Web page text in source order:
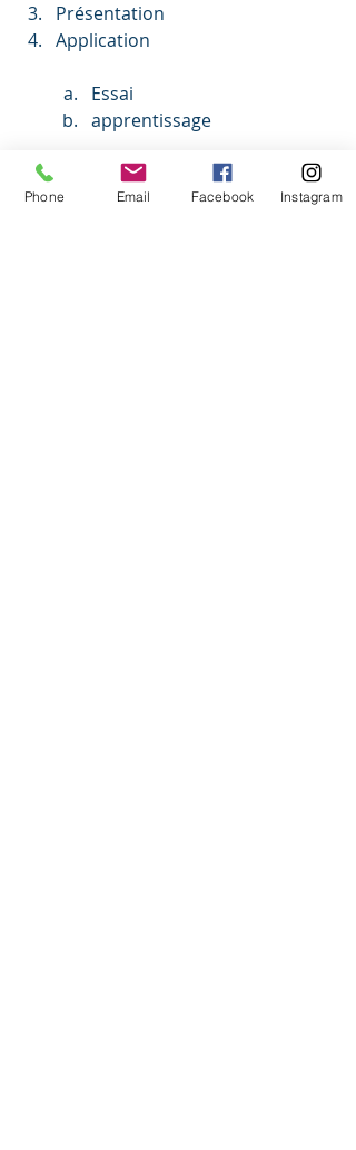
Présentation
Application
Essai
apprentissage
Phone Email Facebook Instagram